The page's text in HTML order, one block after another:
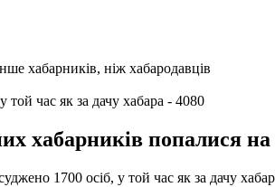
той час як за дачу хабара - 4080
хабарників попалися на
1700 осіб, у той час як за дачу